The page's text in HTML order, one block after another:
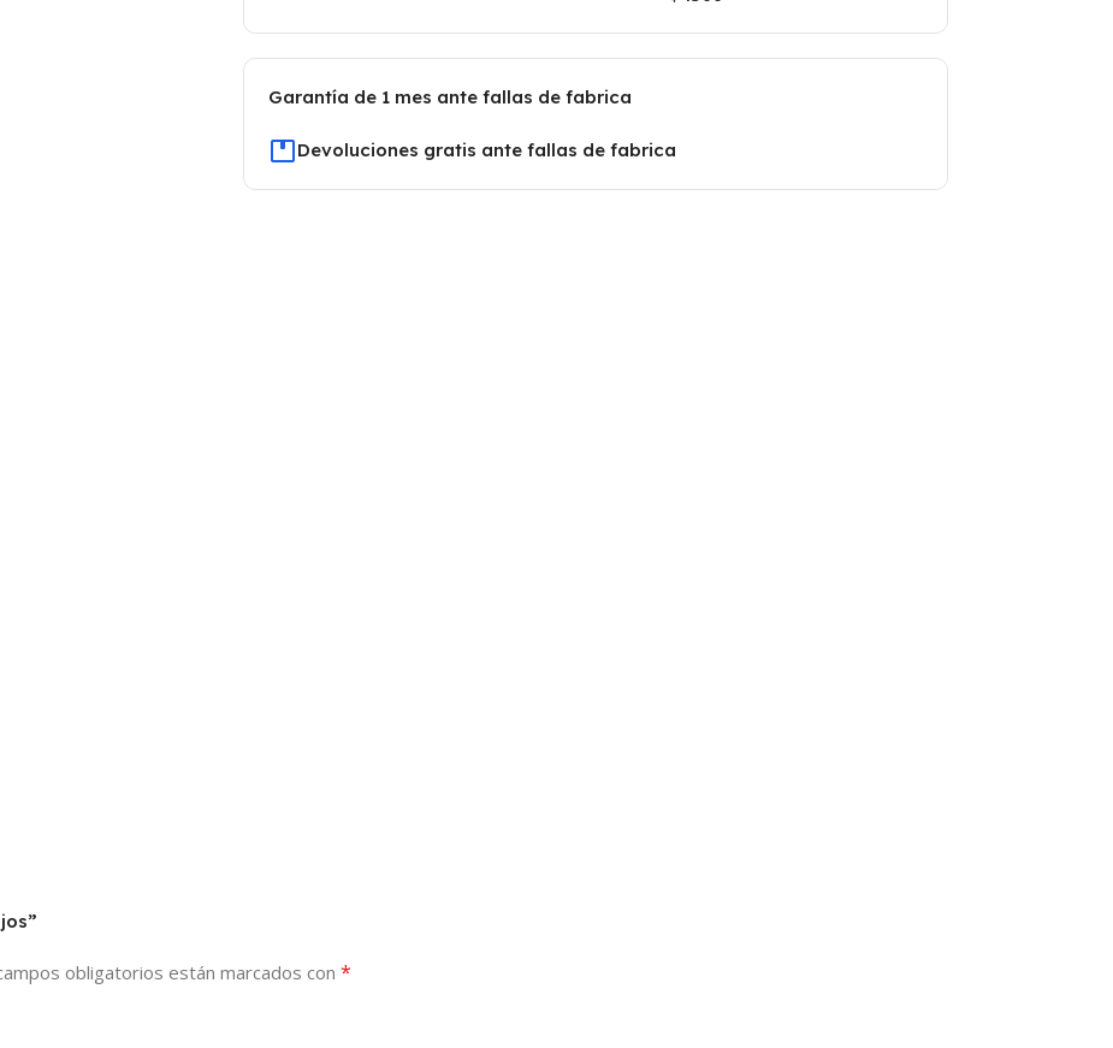
Garantía de 1 mes ante fallas de fabrica
Devoluciones gratis ante fallas de fabrica
obligatorios están marcados con *